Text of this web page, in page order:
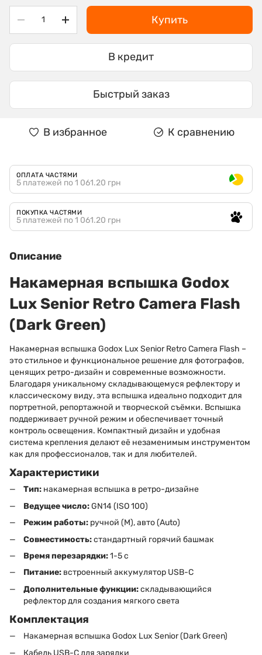
Купить
В кредит
Быстрый заказ
В избранное К сравнению
ОПЛАТА ЧАСТЯМИ
5 платежей по 1 061.20 грн
ПОКУПКА ЧАСТЯМИ
5 платежей по 1 061.20 грн
Описание
Накамерная вспышка Godox
Lux Senior Retro Camera Flash
(Dark Green)
Накамерная вспышка Godox Lux Senior Retro Camera Flash –
это стильное и функциональное решение для фотографов,
ценящих ретро-дизайн и современные возможности.
Благодаря уникальному складывающемуся рефлектору и
классическому виду, эта вспышка идеально подходит для
портретной, репортажной и творческой съёмки. Вспышка
поддерживает ручной режим и обеспечивает точный
контроль освещения. Компактный дизайн и удобная
система крепления делают её незаменимым инструментом
как для профессионалов, так и для любителей.
Характеристики
Тип: накамерная вспышка в ретро-дизайне
Ведущее число:GN14 (ISO 100)
Режим работы: ручной (M), авто (Auto)
Совместимость:стандартный горячий башмак
Время перезарядки:1-5 с
Питание: встроенный аккумулятор USB-C
Дополнительные функции:складывающийся
рефлектор для создания мягкого света
Комплектация
Накамерная вспышка Godox Lux Senior (Dark Green)
Кабель USB-C для зарядки